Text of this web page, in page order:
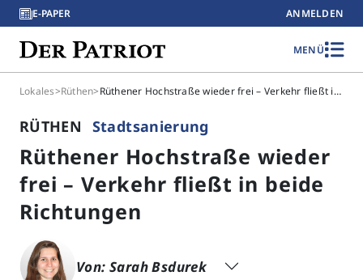
E-PAPER ANMELDEN
MENÜ
Lokales>Rüthen> Rüthener Hochstraße wieder frei – Verkehr fließt in beide Richtungen
RÜTHEN Stadtsanierung
Rüthener Hochstraße wieder
frei – Verkehr fließt in beide
Richtungen
Von: Sarah Bsdurek